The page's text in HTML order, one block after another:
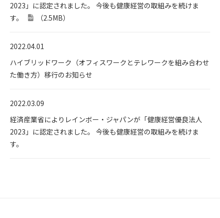
2023」に認定されました。 今後も健康経営の取組みを続けま
す。
（2.5MB）
2022.04.01
ハイブリッドワーク（オフィスワークとテレワークを組み合わせ
た働き方）移行のお知らせ
2022.03.09
経済産業省によりレインボー・ジャパンが「健康経営優良法人
2023」に認定されました。 今後も健康経営の取組みを続けま
す。